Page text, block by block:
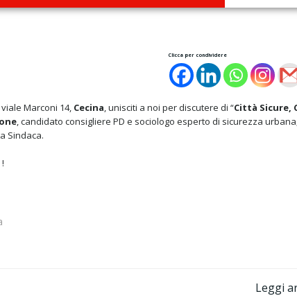
Clicca per condividere
Marconi 14, Cecina, unisciti a noi per discutere di “Città Sicure,
, candidato consigliere PD e sociologo esperto di sicurezza
Sindaca.
Leggi